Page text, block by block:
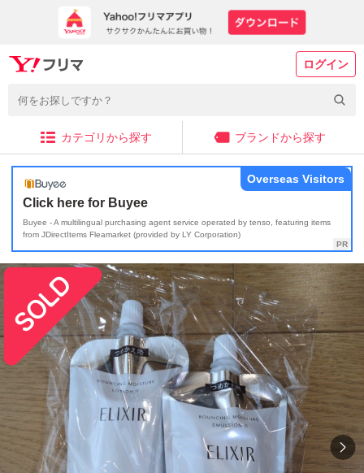
ログイン
カテゴリから探す ブランドから探す
Click here for Buyee
Buyee - A multilingual purchasing agent service operated by tenso, featuring items
from JDirectItems Fleamarket (provided by LY Corporation)
Overseas Visitors